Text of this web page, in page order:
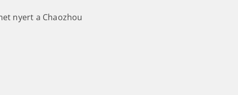
nyert a Chaozhou